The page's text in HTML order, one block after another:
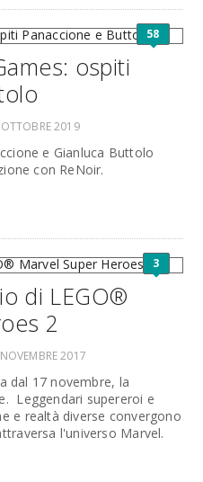
58
ospiti
2019
e Gianluca Buttolo
con ReNoir.
3
di LEGO®
2
2017
dal 17 novembre, la
Leggendari supereroi e
e realtà diverse convergono
l'universo Marvel.